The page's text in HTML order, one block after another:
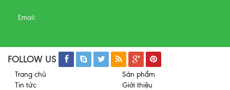
Email:
FOLLOW US
Trang chủ
Sản phẩm
Tin tức
Giới thiệu